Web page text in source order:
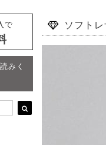
で
みく
ソフト